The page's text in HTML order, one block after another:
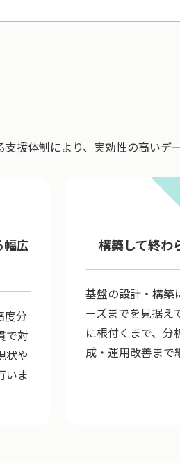
援体制により、実効性の高いデ
幅広
度分
で対
状や
いま
構築して終わ
基盤の設計・構築
ーズまでを見据え
に根付くまで、分
成・運用改善まで